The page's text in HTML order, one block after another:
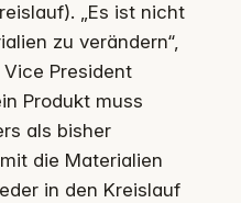
„Es ist nicht
zu verändern“,
President
Produkt muss
als bisher
die Materialien
in den Kreislauf